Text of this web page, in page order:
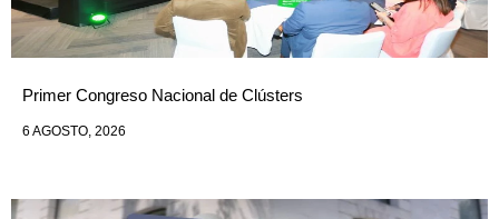
Primer Congreso Nacional de Clústers
6 AGOSTO, 2026